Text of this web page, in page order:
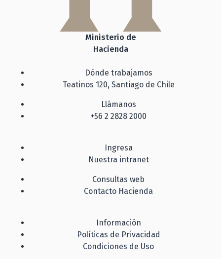
Ministerio de
Hacienda
Dónde trabajamos
Teatinos 120, Santiago de Chile
Llámanos
+56 2 2828 2000
Ingresa
Nuestra intranet
Consultas web
Contacto Hacienda
Información
Políticas de Privacidad
Condiciones de Uso